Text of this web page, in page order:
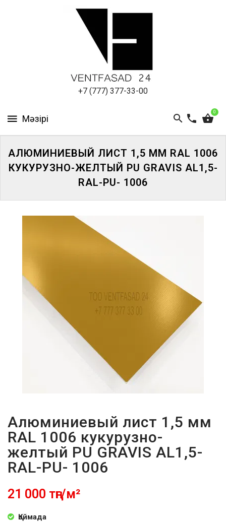
+7 (777) 377-33-00
0
ПАНЕЛИ
АЛЮМИНИЕВЫЙ ЛИСТ 1,5 ММ RAL 1006
КУКУРУЗНО-ЖЕЛТЫЙ PU GRAVIS AL1,5-
RAL-PU- 1006
Алюминиевый лист 1,5 мм
RAL 1006 кукурузно-
желтый PU GRAVIS AL1,5-
RAL-PU- 1006
21 000 тңг/м²
Қоймада